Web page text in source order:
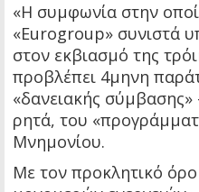
«Η συμφωνία στην
«Eurogroup» συνιστά
στον εκβιασμό της
προβλέπει 4μηνη
«δανειακής
ρητά, του
Μνημονίου.
Με τον προκλητικό